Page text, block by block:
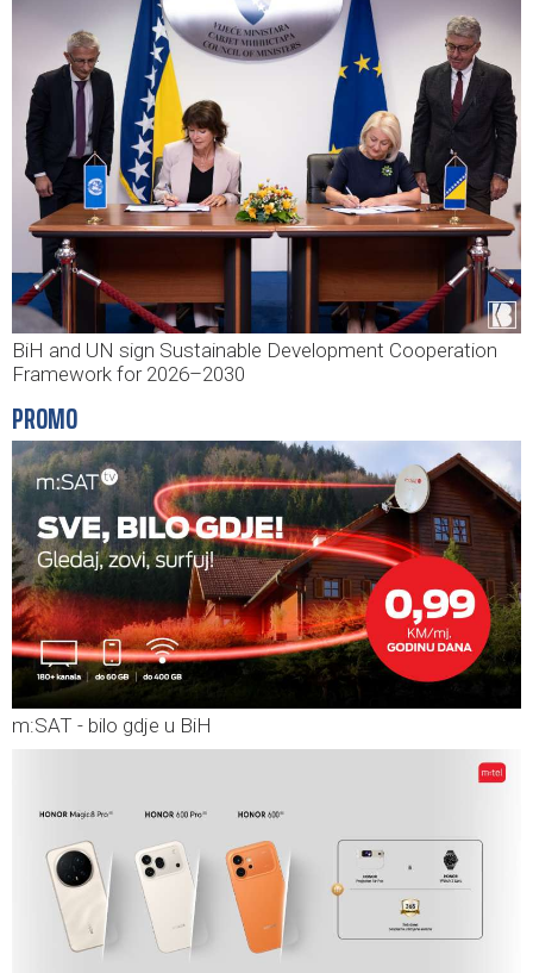
BiH and UN sign Sustainable Development Cooperation
Framework for 2026–2030
PROMO
m:SAT - bilo gdje u BiH